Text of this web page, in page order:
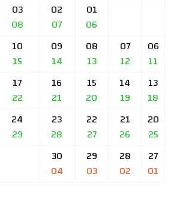
01
06
02
07
03
08
06
11
07
12
08
13
09
14
10
15
13
18
14
19
15
20
16
21
17
22
20
25
21
26
22
27
23
28
24
29
27
01
28
02
29
03
30
04